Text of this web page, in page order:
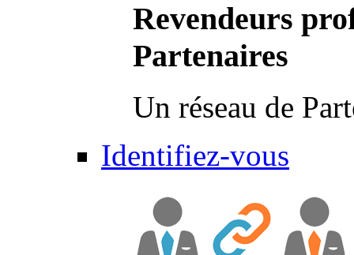
Revendeurs
Partenaires
Un réseau de
Identifiez-vous